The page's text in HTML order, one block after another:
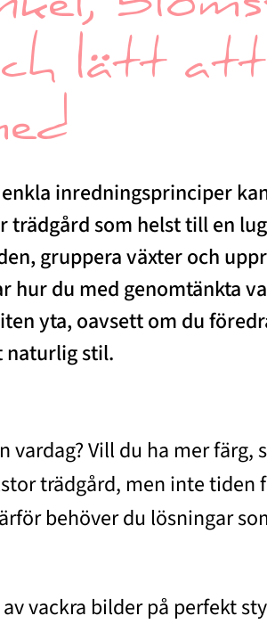
lätt att
inredningsprinciper
trädgård som helst till en
gruppera växter och
hur du med genomtänkta
yta, oavsett om du
naturlig stil.
Vill du ha mer färg,
trädgård, men inte
behöver du lösningar
vackra bilder på perfekt